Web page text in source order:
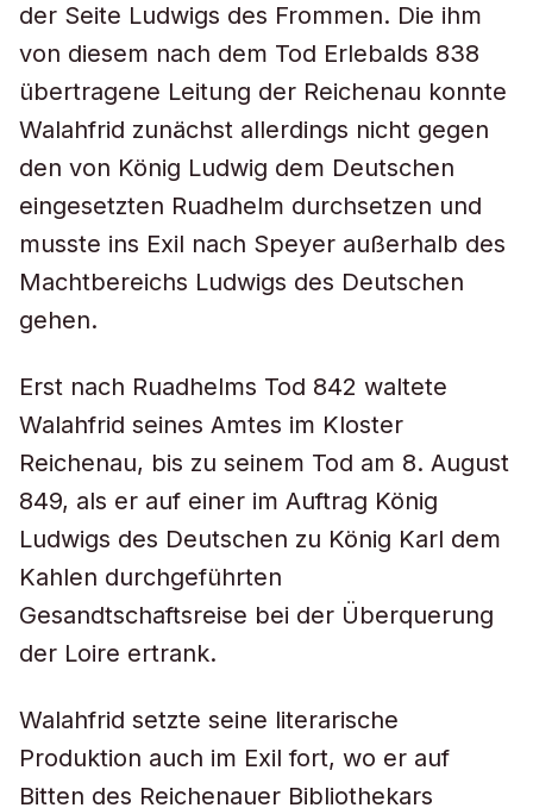
der Seite Ludwigs des Frommen. Die ihm
von diesem nach dem Tod Erlebalds 838
übertragene Leitung der Reichenau konnte
Walahfrid zunächst allerdings nicht gegen
den von König Ludwig dem Deutschen
eingesetzten Ruadhelm durchsetzen und
musste ins Exil nach Speyer außerhalb des
Machtbereichs Ludwigs des Deutschen
gehen.
Erst nach Ruadhelms Tod 842 waltete
Walahfrid seines Amtes im Kloster
Reichenau, bis zu seinem Tod am 8. August
849, als er auf einer im Auftrag König
Ludwigs des Deutschen zu König Karl dem
Kahlen durchgeführten
Gesandtschaftsreise bei der Überquerung
der Loire ertrank.
Walahfrid setzte seine literarische
Produktion auch im Exil fort, wo er auf
Bitten des Reichenauer Bibliothekars